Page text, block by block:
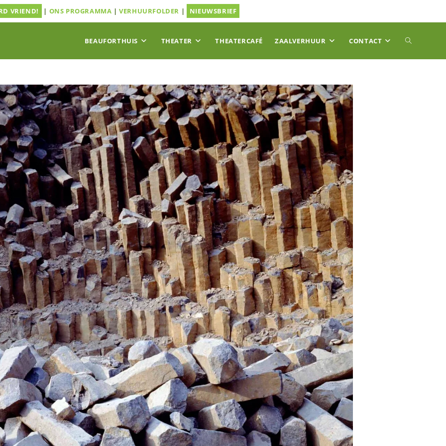
VRIEND! | ONS PROGRAMMA |VERHUURFOLDER | NIEUWSBRIEF
BEAUFORTHUIS THEATER THEATERCAFÉ ZAALVERHUUR CONTACT TOGGLE